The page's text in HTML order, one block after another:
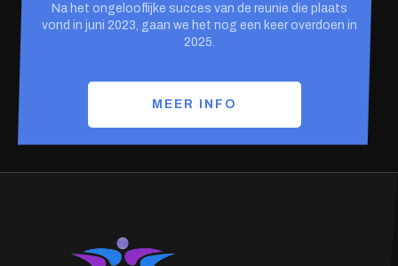
Na het ongelooflijke succes van de reunie die plaats
vond in juni 2023, gaan we het nog een keer overdoen in
2025.
MEER INFO